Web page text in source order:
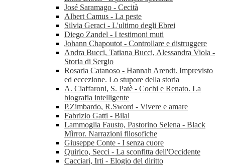
José Saramago - Cecità
Albert Camus - La peste
Silvia Geraci - L'ultimo degli Ebrei
Diego Zandel - I testimoni muti
Johann Chapoutot - Controllare e distruggere
Andra Bucci, Tatiana Bucci, Alessandra Viola -
Storia di Sergio
Rosaria Catanoso - Hannah Arendt. Imprevisto
ed eccezione. Lo stupore della storia
A. Ciaffaroni, S. Patè - Cochi e Renato. La
biografia intelligente
P.Zimbardo, R.Sword - Vivere e amare
Fabrizio Gatti - Bilal
Lammoglia Fausto, Pastorino Selena - Black
Mìrror. Narrazioni filosofiche
Giuseppe Conte - I senza cuore
Quirico, Secci - La sconfitta dell'Occidente
Cacciari, Irti - Elogio del diritto